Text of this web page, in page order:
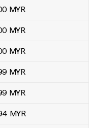
MYR
MYR
MYR
MYR
MYR
MYR